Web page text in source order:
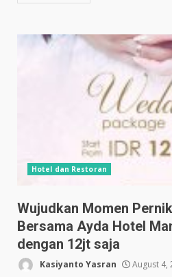
Hotel dan Restoran
Wujudkan Momen
Bersama Ayda Hotel
dengan 12jt saja
Kasiyanto Yasran August 4,